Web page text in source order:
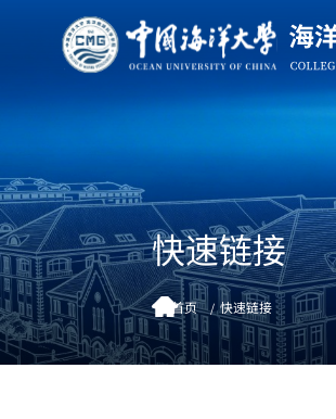
快速链接
首页 快速链接